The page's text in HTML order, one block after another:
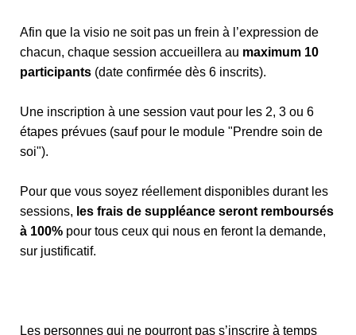
Afin que la visio ne soit pas un frein à l’expression de
chacun, chaque session accueillera au maximum 10
participants (date confirmée dès 6 inscrits).
Une inscription à une session vaut pour les 2, 3 ou 6
étapes prévues (sauf pour le module "Prendre soin de
soi").
Pour que vous soyez réellement disponibles durant les
sessions, les frais de suppléance seront remboursés
à 100% pour tous ceux qui nous en feront la demande,
sur justificatif.
Les personnes qui ne pourront pas s’inscrire à temps